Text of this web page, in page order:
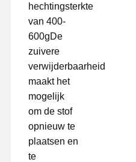
Thuis
Fabrieksreis
huisdier tape
hechtingsterkte
van 400-
600gDe
zuivere
verwijderbaarheid
maakt het
mogelijk
om de stof
opnieuw te
plaatsen en
te